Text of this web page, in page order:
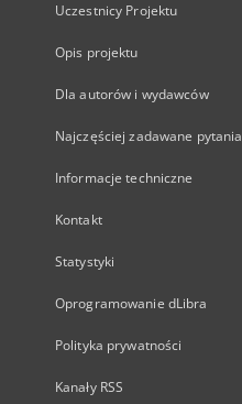
Uczestnicy Projektu
Opis projektu
Dla autorów i wydawców
Najczęściej zadawane pytania
Informacje techniczne
Kontakt
Statystyki
Oprogramowanie dLibra
Polityka prywatności
Kanały RSS